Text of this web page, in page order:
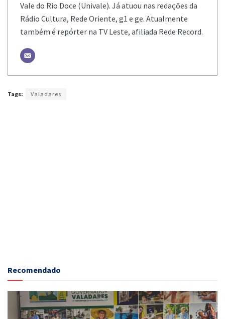
Vale do Rio Doce (Univale). Já atuou nas redações da
Rádio Cultura, Rede Oriente, g1 e ge. Atualmente
também é repórter na TV Leste, afiliada Rede Record.
Tags: Valadares
Recomendado